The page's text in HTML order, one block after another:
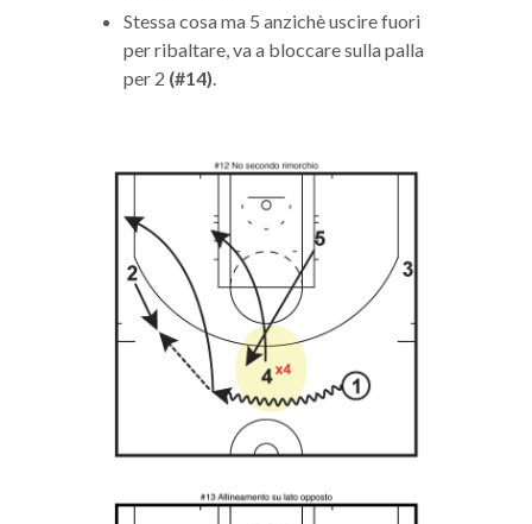
Stessa cosa ma 5 anzichè uscire fuori
per ribaltare, va a bloccare sulla palla
per 2 (#14).